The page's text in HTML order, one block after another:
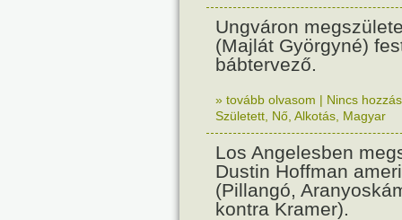
Ungváron
(Majlát Györgyné)
bábtervező.
» tovább olvasom | Nincs
Született Nő Alkotás Magyar
Los Angelesben
Dustin Hoffman
(Pillangó,
kontra Kramer).